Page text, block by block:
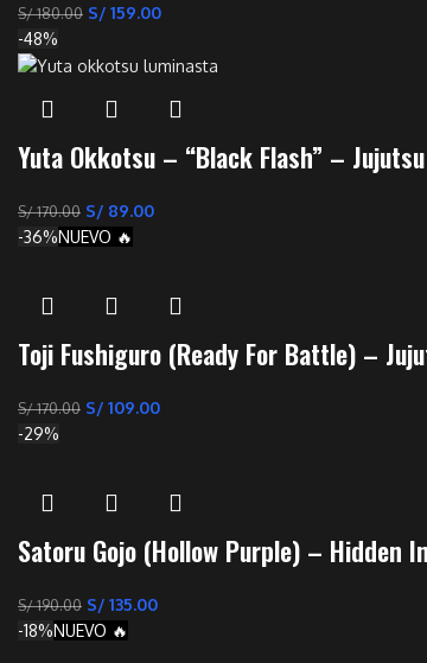
S/180.00 S/ 159.00
-48%
Yuta Okkotsu – “Black Flash” –
S/170.00 S/ 89.00
-36%NUEVO 🔥
Toji Fushiguro (Ready For Battle) –
S/170.00 S/ 109.00
-29%
Satoru Gojo (Hollow Purple) – Hidden
S/190.00 S/ 135.00
-18%NUEVO 🔥